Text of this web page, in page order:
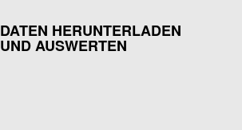
DATEN HERUNTERLADEN
UND AUSWERTEN